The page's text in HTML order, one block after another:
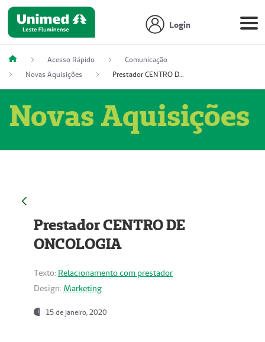
Login
Acesso Rápido
Comunicação
Novas Aquisições
Prestador CENTRO DE ONCOLOGIA
Novas Aquisições
Prestador CENTRO DE
ONCOLOGIA
Texto: Relacionamento com prestador
Design: Marketing
15 de janeiro, 2020